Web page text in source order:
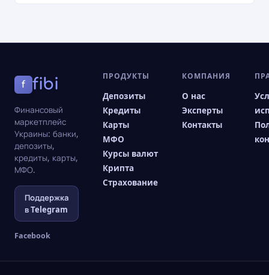
f fibi
Финансовый
маркетплейс
Украины: банки,
депозиты,
кредиты, карты,
МФО.
Поддержка
в Telegram
Facebook
ПРОДУКТЫ
Депозиты
Кредиты
Карты
МФО
Курсы валют
Крипта
Страхование
КОМПАНИЯ
О нас
Эксперты
Контакты